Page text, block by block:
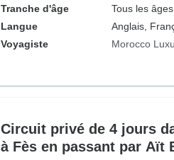
Tranche d'âge
Tous les
Langue
Anglais,
Voyagiste
Morocco
Circuit privé de 4 jours
à Fès en passant par Aït